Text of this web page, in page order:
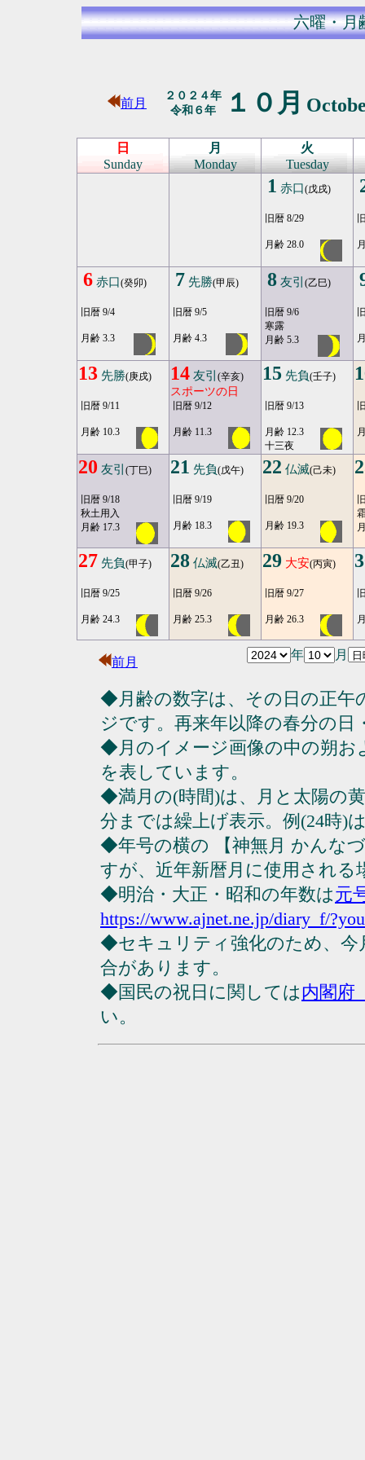
六曜・月
前月
２０２４年
令和６年
１０月
日
Sunday
月
Monday
火
Tuesday
1 赤口(戊戌)
旧暦 8/29
月齢 28.0
6 赤口(癸卯)
旧暦 9/4
月齢 3.3
7 先勝(甲辰)
旧暦 9/5
月齢 4.3
8 友引 (乙巳)
旧暦 9/6
寒露
月齢 5.3
13 先勝(庚戌)
旧暦 9/11
月齢 10.3
14 友引 (辛亥)
スポーツの日
旧暦 9/12
月齢 11.3
15 先負(壬子)
旧暦 9/13
月齢 12.3
十三夜
20 友引 (丁巳)
旧暦 9/18
秋土用入
月齢 17.3
21 先負(戊午)
旧暦 9/19
月齢 18.3
22 仏滅(己未)
旧暦 9/20
月齢 19.3
27 先負(甲子)
旧暦 9/25
月齢 24.3
28 仏滅(乙丑)
旧暦 9/26
月齢 25.3
29 大安(丙寅)
旧暦 9/27
月齢 26.3
前月
年 月
◆月齢の数字は、その日の正午
ジです。再来年以降の春分の日
◆月のイメージ画像の中の朔
を表しています。
◆満月の(時間)は、月と太陽の
分までは繰上げ表示。例(24時)
◆年号の横の 【神無月 かんな
すが、近年新暦月に使用される
◆明治・大正・昭和の年数は元
https://www.ajnet.ne.jp/diary_f/
◆セキュリティ強化のため、今
合があります。
◆国民の祝日に関しては内閣府
い。